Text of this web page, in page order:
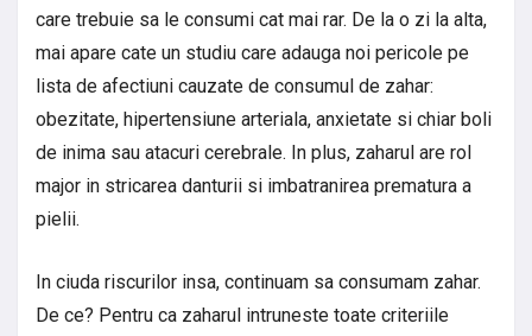
care trebuie sa le consumi cat mai rar. De la o zi la alta,
mai apare cate un studiu care adauga noi pericole pe
lista de afectiuni cauzate de consumul de zahar:
obezitate, hipertensiune arteriala, anxietate si chiar boli
de inima sau atacuri cerebrale. In plus, zaharul are rol
major in stricarea danturii si imbatranirea prematura a
pielii.
In ciuda riscurilor insa, continuam sa consumam zahar.
De ce? Pentru ca zaharul intruneste toate criteriile